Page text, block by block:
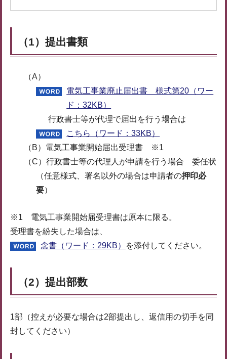
（1）提出書類
（A）
電気工事業廃止届出書 様式第20（ワー
ド：32KB）
行政書士等が代理で届出を行う場合は
こちら（ワード：33KB）
（B）電気工事業開始届出受理書 ※1
（C）行政書士等の代理人が申請を行う場合 委任状
（任意様式、署名以外の場合は申請者の押印必
要）
※1 電気工事業開始届受理書は原本に限る。
受理書を紛失した場合は、
念書（ワード：29KB）
を添付してください。
（2）提出部数
1部（控えが必要な場合は2部提出し、返信用の切手を同
封してください）